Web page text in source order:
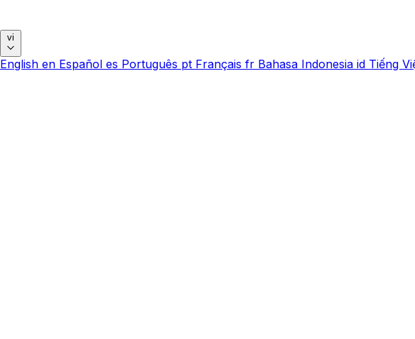
vi
English en Español es Português pt Français fr Bahasa Indonesia id Tiếng